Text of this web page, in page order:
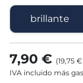
brillante
7,90 € (19,75 €
IVA incluido más